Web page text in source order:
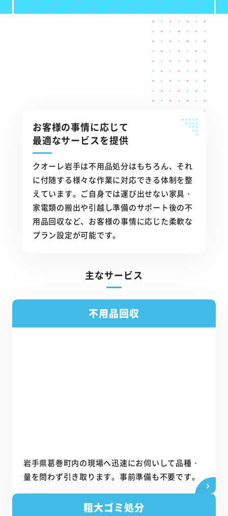
お客様の事情に応じて
最適なサービスを提供
クオーレ岩手は不用品処分はもちろん、それ
に付随する様々な作業に対応できる体制を整
えています。ご自身では運び出せない家具・
家電類の搬出や引越し準備のサポート後の不
用品回収など、お客様の事情に応じた柔軟な
プラン設定が可能です。
主なサービス
不用品回収
岩手県葛巻町内の現場へ迅速にお伺いして品種・
量を問わず引き取ります。事前準備も不要です。
粗大ゴミ処分